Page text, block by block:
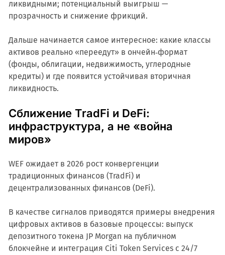
ликвидными; потенциальный выигрыш —
прозрачность и снижение фрикций.
Дальше начинается самое интересное: какие классы
активов реально «переедут» в ончейн‑формат
(фонды, облигации, недвижимость, углеродные
кредиты) и где появится устойчивая вторичная
ликвидность.
Сближение TradFi и DeFi:
инфраструктура, а не «война
миров»
WEF ожидает в 2026 рост конвергенции
традиционных финансов (TradFi) и
децентрализованных финансов (DeFi).
В качестве сигналов приводятся примеры внедрения
цифровых активов в базовые процессы: выпуск
депозитного токена JP Morgan на публичном
блокчейне и интеграция Citi Token Services с 24/7